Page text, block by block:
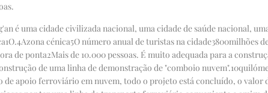
é uma cidade civilizada nacional, uma cidade de saúde nacional,
1O.4Azona cénica5O número anual de turistas na cidade3800milhões
de ponta2Mais de 10.000 pessoas. É muito adequada para a
de uma linha de demonstração de "comboio nuvem".10
apoio ferroviário em nuvem, todo o projeto está concluído, o valor